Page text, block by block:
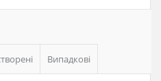
Випадкові